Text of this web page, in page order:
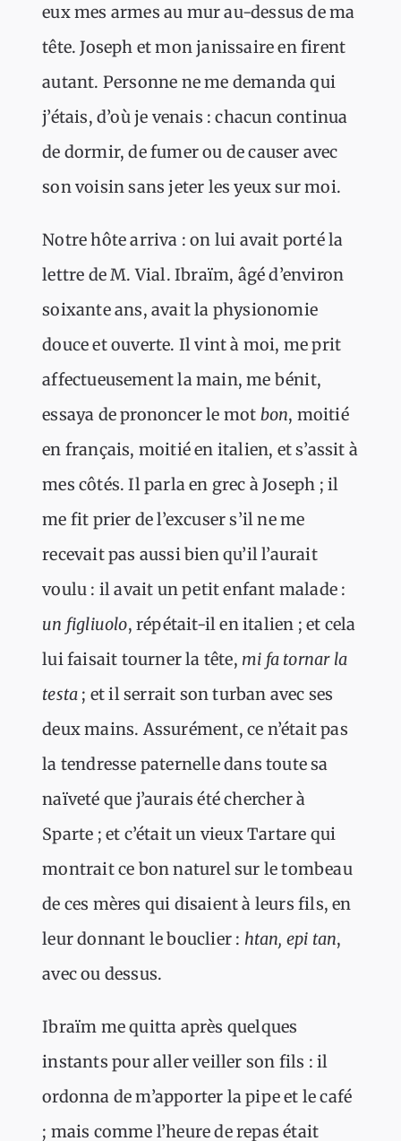
eux mes armes au mur au-dessus de ma
tête. Joseph et mon janissaire en firent
autant. Personne ne me demanda qui
j’étais, d’où je venais : chacun continua
de dormir, de fumer ou de causer avec
son voisin sans jeter les yeux sur moi.
Notre hôte arriva : on lui avait porté la
lettre de M. Vial. Ibraïm, âgé d’environ
soixante ans, avait la physionomie
douce et ouverte. Il vint à moi, me prit
affectueusement la main, me bénit,
essaya de prononcer le mot bon, moitié
en français, moitié en italien, et s’assit à
mes côtés. Il parla en grec à Joseph ; il
me fit prier de l’excuser s’il ne me
recevait pas aussi bien qu’il l’aurait
voulu : il avait un petit enfant malade :
un figliuolo, répétait-il en italien ; et cela
lui faisait tourner la tête, mi fa tornar la
testa ; et il serrait son turban avec ses
deux mains. Assurément, ce n’était pas
la tendresse paternelle dans toute sa
naïveté que j’aurais été chercher à
Sparte ; et c’était un vieux Tartare qui
montrait ce bon naturel sur le tombeau
de ces mères qui disaient à leurs fils, en
leur donnant le bouclier : htan, epi tan,
avec ou dessus.
Ibraïm me quitta après quelques
instants pour aller veiller son fils : il
ordonna de m’apporter la pipe et le café
; mais comme l’heure de repas était